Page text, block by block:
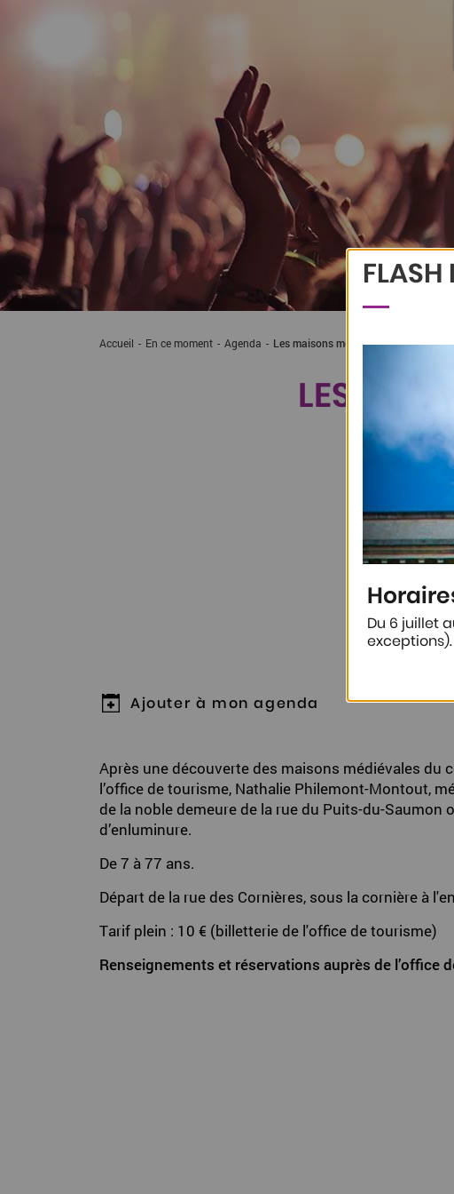
Accueil En ce moment Agenda Les maisons médiévales d'Agen et
LES
A 10h,
Ajouter à mon agenda
Après une découverte des maisons médiévales du
l’office de tourisme, Nathalie Philemont-Montout,
de la noble demeure de la rue du Puits-du-Saumon
d’enluminure.
De 7 à 77 ans.
Départ de la rue des Cornières, sous la cornière à
Tarif plein : 10 € (billetterie de l'office de tourisme)
Renseignements et réservations auprès de l’office
FLASH
Du 6 juillet
exceptions).